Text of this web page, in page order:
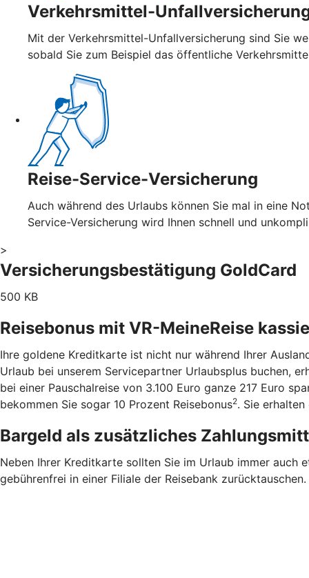
Verkehrsmittel-
Mit der Verkehrsmittel-Unfallversicherung sind Sie
sobald Sie zum Beispiel das öffentliche
Reise-Service-Versicherung
Auch während des Urlaubs können Sie mal in eine
Service-Versicherung wird Ihnen schnell und
>
Versicherungsbestätigung GoldCard
500 KB
Reisebonus mit VR-MeineReise
Ihre goldene Kreditkarte ist nicht nur während Ihrer
Urlaub bei unserem Servicepartner Urlaubsplus buchen,
bei einer Pauschalreise von 3.100 Euro ganze 217 Euro
bekommen Sie sogar 10 Prozent Reisebonus2. Sie
Bargeld als zusätzliches
Neben Ihrer Kreditkarte sollten Sie im Urlaub immer auch
gebührenfrei in einer Filiale der Reisebank